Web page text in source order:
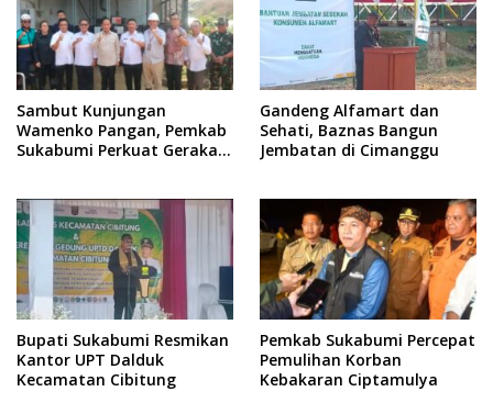
Sambut Kunjungan
Wamenko Pangan, Pemkab
Sukabumi Perkuat Gerakan
Gandeng Alfamart dan
Sehati, Baznas Bangun
Jembatan di Cimanggu
Bupati Sukabumi Resmikan
Kantor UPT Dalduk
Kecamatan Cibitung
Pemkab Sukabumi Percepat
Pemulihan Korban
Kebakaran Ciptamulya